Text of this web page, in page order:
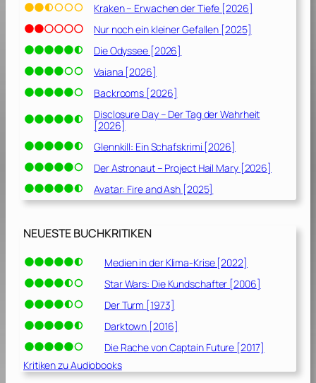
Kraken – Erwachen der Tiefe [2026]
Nur noch ein kleiner Gefallen [2025]
Die Odyssee [2026]
Vaiana [2026]
Backrooms [2026]
Disclosure Day – Der Tag der Wahrheit
[2026]
Glennkill: Ein Schafskrimi [2026]
Der Astronaut – Project Hail Mary [2026]
Avatar: Fire and Ash [2025]
NEUESTE BUCHKRITIKEN
Medien in der Klima-Krise [2022]
Star Wars: Die Kundschafter [2006]
Der Turm [1973]
Darktown [2016]
Die Rache von Captain Future [2017]
Kritiken zu Audiobooks